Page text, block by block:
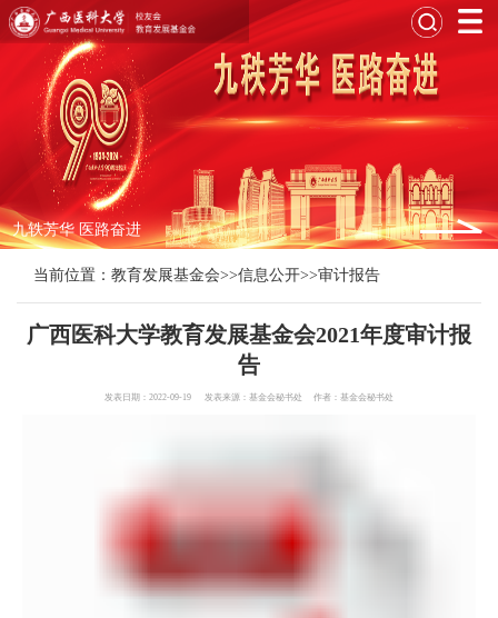
九轶芳华 医路奋进
当前位置： 教育发展基金会>>信息公开>>审计报告
广西医科大学教育发展基金会2021年度审计报
告
发表日期：2022-09-19 发表来源：基金会秘书处 作者：基金会秘书处